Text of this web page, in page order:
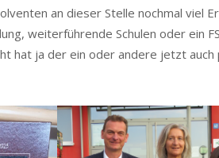
an dieser Stelle nochmal viel
weiterführende Schulen oder ein
hat ja der ein oder andere jetzt